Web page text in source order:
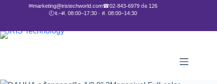
✉marketing@iristechworld.com☎02-843-6979 ต่อ 126
🕘จ.–ศ. 08:00–17:30 · ส. 08:00–14:30